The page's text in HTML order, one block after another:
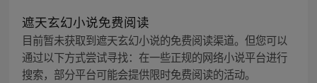
遮天玄幻小说免费阅读
目前暂未获取到遮天玄幻小说的免费阅读渠道。但您可以
通过以下方式尝试寻找：在一些正规的网络小说平台进行
搜索，部分平台可能会提供限时免费阅读的活动。